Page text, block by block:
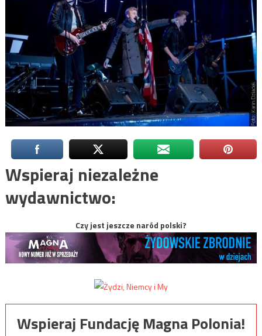
Wspieraj niezależne
wydawnictwo:
Czy jest jeszcze naród polski?
Wspieraj Fundację Magna Polonia!